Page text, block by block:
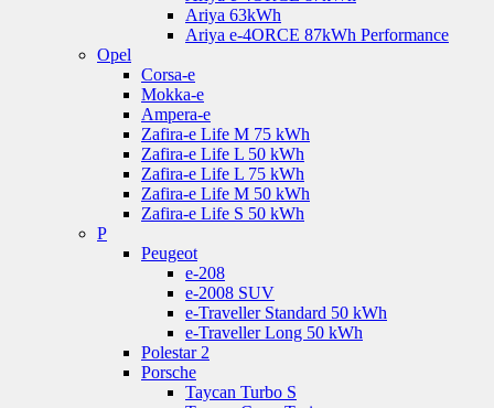
Ariya 63kWh
Ariya e-4ORCE 87kWh Performance
Opel
Corsa-e
Mokka-e
Ampera-e
Zafira-e Life M 75 kWh
Zafira-e Life L 50 kWh
Zafira-e Life L 75 kWh
Zafira-e Life M 50 kWh
Zafira-e Life S 50 kWh
P
Peugeot
e-208
e-2008 SUV
e-Traveller Standard 50 kWh
e-Traveller Long 50 kWh
Polestar 2
Porsche
Taycan Turbo S